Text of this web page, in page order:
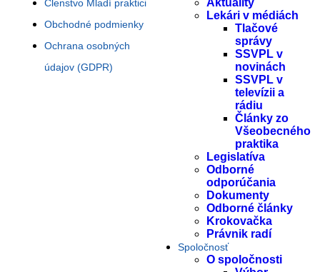
Aktuality
Lekári v médiách
Tlačové
správy
SSVPL v
novinách
SSVPL v
televízii a
rádiu
Články zo
Všeobecného
praktika
Legislatíva
Odborné
odporúčania
Dokumenty
Odborné články
Krokovačka
Právnik radí
Spoločnosť
O spoločnosti
Členstvo Mladí praktici
Obchodné podmienky
Ochrana osobných
údajov (GDPR)